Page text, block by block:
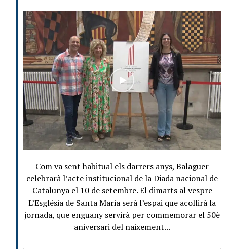
Com va sent habitual els darrers anys, Balaguer
celebrarà l’acte institucional de la Diada nacional de
Catalunya el 10 de setembre. El dimarts al vespre
L’Església de Santa Maria serà l’espai que acollirà la
jornada, que enguany servirà per commemorar el 50è
aniversari del naixement...